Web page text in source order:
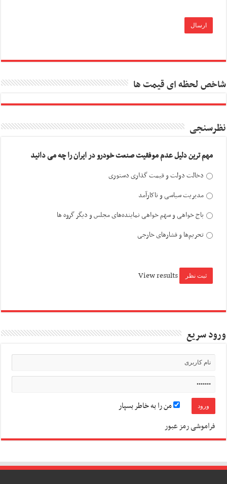
شاخص لحظه ای قیمت ها
نظرسنجی
مهم ترین دلیل عدم موفقیت صنعت خودرو در ایران را چه می دانید
دخالت دولت و قیمت گذاری دستوری
مدیریت سیاسی و ناکارآمد
باج خواهی و سهم خواهی نماینده‌های مجلس و دیگر گروه ها
تحریم‌ها و فشارهای خارجی
View results
ورود سریع
من را به خاطر بسپار
فراموشی رمز عبور